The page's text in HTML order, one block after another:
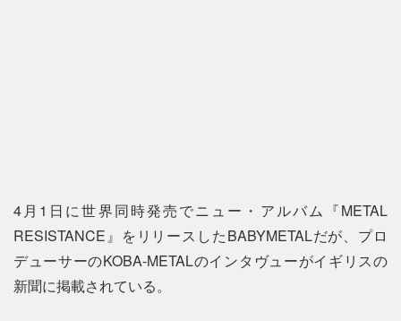
4月1日に世界同時発売でニュー・アルバム『METAL
RESISTANCE』をリリースしたBABYMETALだが、プロ
デューサーのKOBA-METALのインタヴューがイギリスの
新聞に掲載されている。